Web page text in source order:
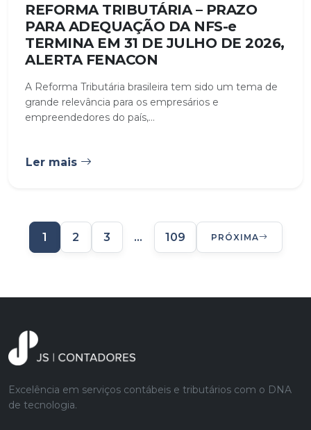
REFORMA TRIBUTÁRIA – PRAZO
PARA ADEQUAÇÃO DA NFS-e
TERMINA EM 31 DE JULHO DE 2026,
ALERTA FENACON
A Reforma Tributária brasileira tem sido um tema de
grande relevância para os empresários e
empreendedores do país,...
Ler mais
1 2 3 … 109 PRÓXIMA
Excelência em serviços contábeis e tributários com o DNA
de tecnologia.